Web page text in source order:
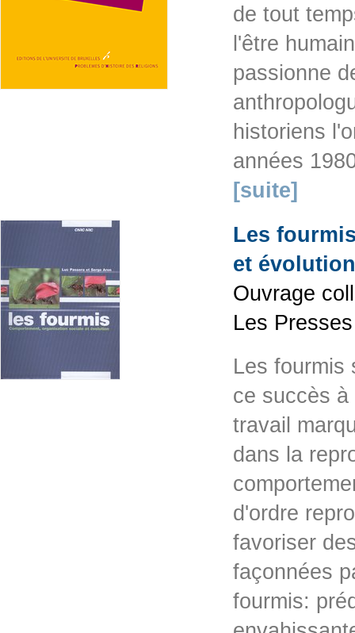
de tout
l'être
passionne
historiens
années
[suite]
Les
et évolution
Ouvrage
Les
Les fourmis
ce succès
travail
dans la
d'ordre
favoriser
façonnées
fourmis: